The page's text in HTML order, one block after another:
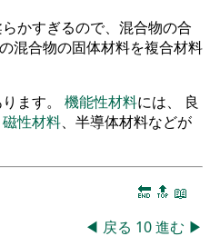
かすぎるので、混合物の合
混合物の固体材料を複合材料
ます。 機能性材料には、 良
磁性材料、半導体材料などが
🔚 🔝 📖
◀ 戻る 10進む ▶